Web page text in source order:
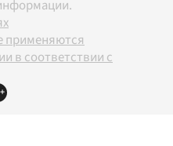
применяются
в соответствии с